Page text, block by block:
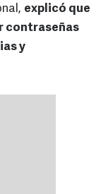
explicó que
contraseñas
y